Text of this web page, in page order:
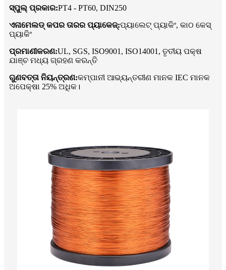
ସ୍ପୁଲ୍ ପ୍ରକାର:PT4 - PT60, DIN250
ଏନାମେଲଡ୍ କପର ତାରର ପ୍ୟାକେଜ୍:ପ୍ୟାଲେଟ୍ ପ୍ୟାକିଂ, କାଠ କେସ୍
ପ୍ୟାକିଂ
ପ୍ରମାଣୀକରଣ:UL, SGS, ISO9001, ISO14001, ତୃତୀୟ ପକ୍ଷ
ଯାଞ୍ଚ ମଧ୍ୟ ଗ୍ରହଣ କରନ୍ତି
ଗୁଣବତ୍ତା ନିୟନ୍ତ୍ରଣ:କମ୍ପାନୀ ଆଭ୍ୟନ୍ତରୀଣ ମାନକ IEC ମାନକ
ଅପେକ୍ଷା 25% ଅଧିକ।